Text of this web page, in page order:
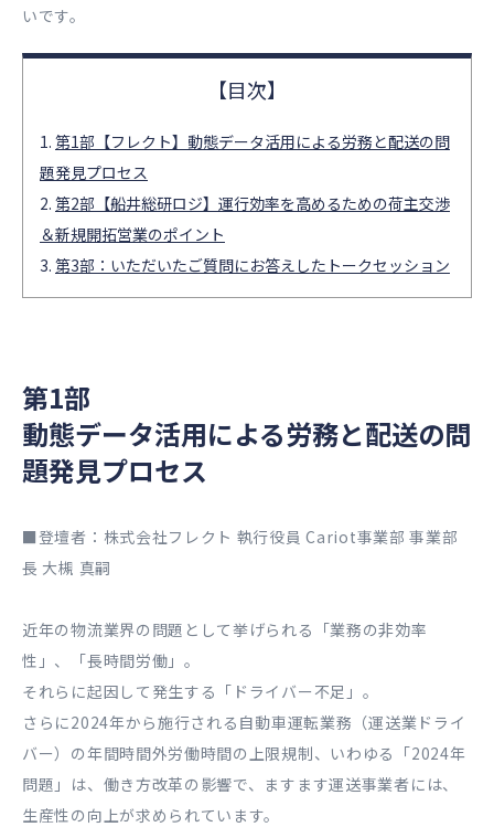
いです。
第1部【フレクト】動態データ活用による労務と配送の問
題発見プロセス
第2部【船井総研ロジ】運行効率を高めるための荷主交渉
＆新規開拓営業のポイント
第3部：いただいたご質問にお答えしたトークセッション
第1部
動態データ活用による労務と配送の問
題発見プロセス
■登壇者：株式会社フレクト 執行役員 Cariot事業部 事業部
長 大槻 真嗣
近年の物流業界の問題として挙げられる「業務の非効率
性」、「長時間労働」。
それらに起因して発生する「ドライバー不足」。
さらに2024年から施行される自動車運転業務（運送業ドライ
バー）の年間時間外労働時間の上限規制、いわゆる「2024年
問題」は、働き方改革の影響で、ますます運送事業者には、
生産性の向上が求められています。